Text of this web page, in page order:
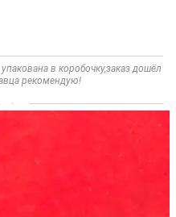
в коробочку,заказ дошёл
рекомендую!